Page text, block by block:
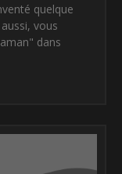
quelque
vous
dans